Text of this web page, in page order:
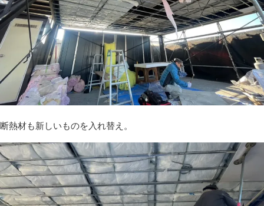
断熱材も新しいものを入れ替え。